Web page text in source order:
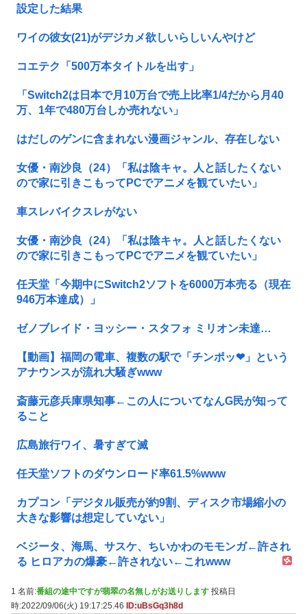
設定した結果
ワイの彼女(21)がデジカメ欲しいらしいんやけど
コエテク「500万本タイトルを出す」
「Switch2は日本で月10万台で売上比率1/4だから月40
万、1年で480万台しか売れない」
はだしのゲンに含まれない漫画ジャンル、存在しない
女優・南沙良（24）「私は陰キャ。人と話したくない
ので家に引きこもってPCでアニメを観ていたい」
車スレバイクスレがない
女優・南沙良（24）「私は陰キャ。人と話したくない
ので家に引きこもってPCでアニメを観ていたい」
任天堂「今期中にSwitch2ソフトを6000万本売る（現在
946万本達成）」
ゼノブレイド・ヨッシー・スタフォ ミリオン未達…
【動画】福岡の電車、複数の駅で「チンポッ❤」という
アナウンスが流れ大騒ぎwww
斎藤元彦兵庫県知事←この人についてなんG民が知って
ること
広島旅行ワイ、暑すぎて滅
任天堂ソフトのダウンロード率61.5%www
カプコン「デジタル販売が約9割、ディスク市場縮小の
大きな影響は想定していない」
ベジータ、海馬、サスケ、ちいかわのモモンガ←許され
る ヒロアカの爆豪←許されない←これwww
1 名前:番組の途中ですが翡翠の名無しがお送りします 投稿日
時:2022/09/06(火) 19:17:25.46
ID:uBsGq3h8d